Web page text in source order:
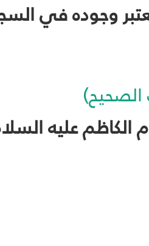
الصحيح)
الكاظم عليه